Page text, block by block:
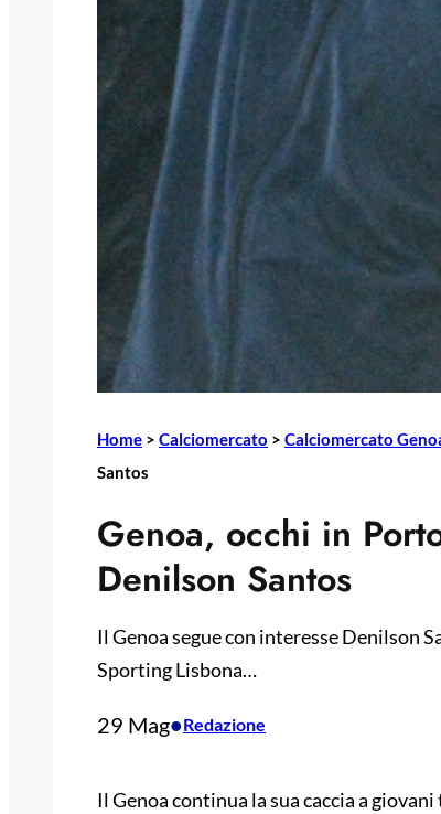
Home > Calciomercato > Calciomercato
Santos
Genoa, occhi in
Denilson Santos
Il Genoa segue con interesse Denilson
Sporting Lisbona…
29 Mag•Redazione
Il Genoa continua la sua caccia a